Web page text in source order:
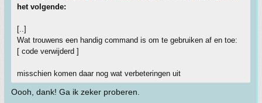
het volgende:
[..]
Wat trouwens een handig command is om te gebruiken af en toe:
[ code verwijderd ]
misschien komen daar nog wat verbeteringen uit
Oooh, dank! Ga ik zeker proberen.